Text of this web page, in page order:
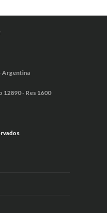
Argentina
12890 - Res 1600